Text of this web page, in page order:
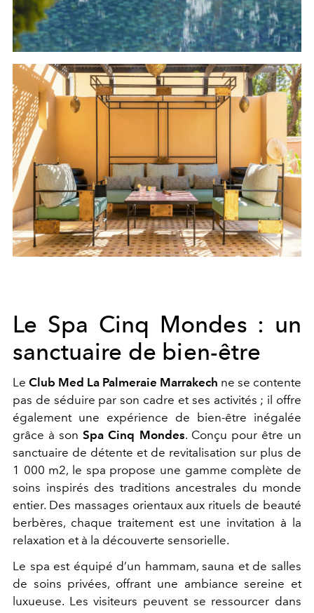
Le Spa Cinq Mondes : un
sanctuaire de bien-être
Le Club Med La Palmeraie Marrakech ne se contente
pas de séduire par son cadre et ses activités ; il offre
également une expérience de bien-être inégalée
grâce à sonSpa Cinq Mondes. Conçu pour être un
sanctuaire de détente et de revitalisation sur plus de
1 000 m2, le spa propose une gamme complète de
soins inspirés des traditions ancestrales du monde
entier. Des massages orientaux aux rituels de beauté
berbères, chaque traitement est une invitation à la
relaxation et à la découverte sensorielle.
Le spa est équipé d’un hammam, sauna et de salles
de soins privées, offrant une ambiance sereine et
luxueuse. Les visiteurs peuvent se ressourcer dans